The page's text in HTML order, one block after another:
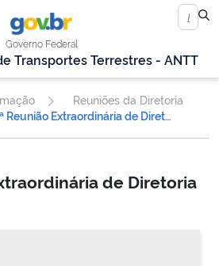
Governo Federal
Transportes Terrestres - ANTT
Reuniões da Diretoria
100ª Reunião Extraordinária de Diretoria
de Diretoria